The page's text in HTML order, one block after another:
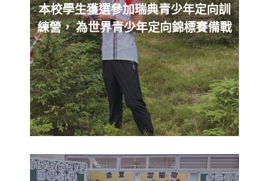
本校學生獲選參加瑞典青少年定向訓
練營， 為世界青少年定向錦標賽備戰